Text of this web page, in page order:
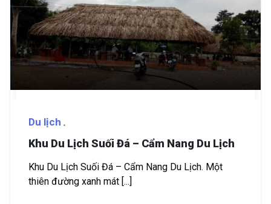
Du lịch
Khu Du Lịch Suối Đá – Cẩm Nang Du Lịch
Khu Du Lịch Suối Đá – Cẩm Nang Du Lịch. Một
thiên đường xanh mát [...]